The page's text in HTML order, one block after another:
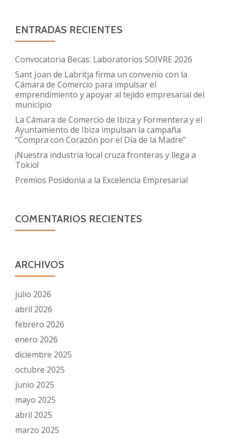
ENTRADAS RECIENTES
Convocatoria Becas: Laboratorios SOIVRE 2026
Sant Joan de Labritja firma un convenio con la
Cámara de Comercio para impulsar el
emprendimiento y apoyar al tejido empresarial del
municipio
La Cámara de Comercio de Ibiza y Formentera y el
Ayuntamiento de Ibiza impulsan la campaña
“Compra con Corazón por el Día de la Madre”
¡Nuestra industria local cruza fronteras y llega a
Tokio!
Premios Posidonia a la Excelencia Empresarial
COMENTARIOS RECIENTES
ARCHIVOS
julio 2026
abril 2026
febrero 2026
enero 2026
diciembre 2025
octubre 2025
junio 2025
mayo 2025
abril 2025
marzo 2025